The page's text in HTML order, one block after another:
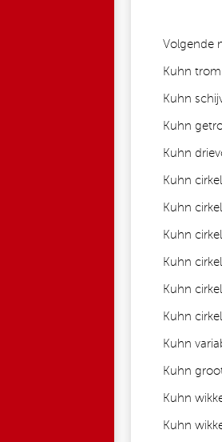
Volgende
Kuhn
Kuhn
Kuhn
Kuhn
Kuhn
Kuhn
Kuhn
Kuhn
Kuhn
Kuhn
Kuhn
Kuhn
Kuhn
Kuhn